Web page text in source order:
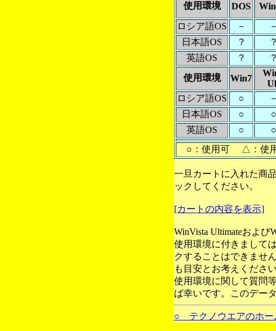
使用環境 DOS
ロシア語OS
－ －
日本語OS
？ ？
英語OS
？ ？
使用環境
Win7
ロシア語OS
○ －
日本語OS
○ ○
英語OS
○ ○
○：使用可 △：使用
一旦カートに入れた商
ックしてください。
[カートの内容を表示]
WinVista Ultimateおよび
使用環境に付きまして
クすることはできませ
も目安とお考えください
使用環境に関して質問
ば幸いです。このデー
○ テクノウエアのホー